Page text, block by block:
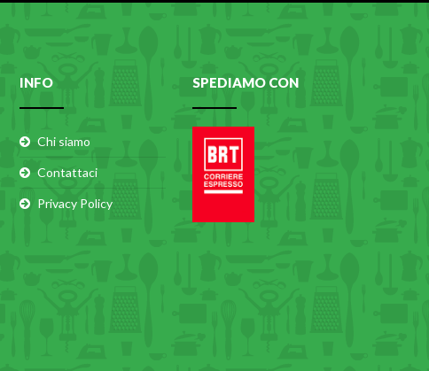
INFO
Chi siamo
Contattaci
Privacy Policy
SPEDIAMO CON